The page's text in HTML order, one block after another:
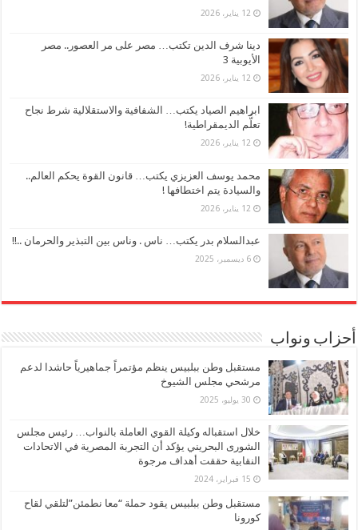
12 يناير، 2026
دينا شرف الدين تكتب… مصر على مر العصور.. مصر
الأيوبية 3
12 يناير، 2026
ابراهيم الصياد يكتب… الشفافية والاستقلالية شرط نجاح
تعلُّم الديمقراطية!
12 يناير، 2026
محمد يوسف العزيزي يكتب… قانون القوة يحكم العالم..
والسيادة يتم اختطافها !
12 يناير، 2026
عبدالسلام بدر يكتب… ناس . وناس بين التبذير والحرمان ..!!
6 ديسمبر، 2025
أحزاب ونواب
مستقبل وطن ببلبيس ينظم مؤتمراً جماهيرياً حاشدا لدعم
مرشحي مجلس الشيوخ
30 يوليو، 2025
خلال استقباله وكيلة القوي العاملة بالنواب… رئيس مجلس
الشورى البحريني يؤكد أن التجربة المصرية في الاتحادات
النقابية حققت أهداف مرجوة
15 فبراير، 2024
مستقبل وطن ببلبيس يقود حملة “معا نطمئن”لتلقي لقاح
كورونا